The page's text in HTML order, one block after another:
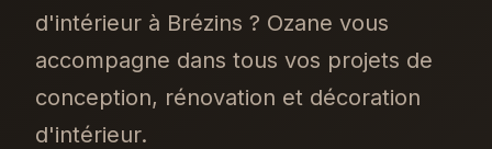
d'intérieur à Brézins ? Ozane vous
accompagne dans tous vos projets de
conception, rénovation et décoration
d'intérieur.